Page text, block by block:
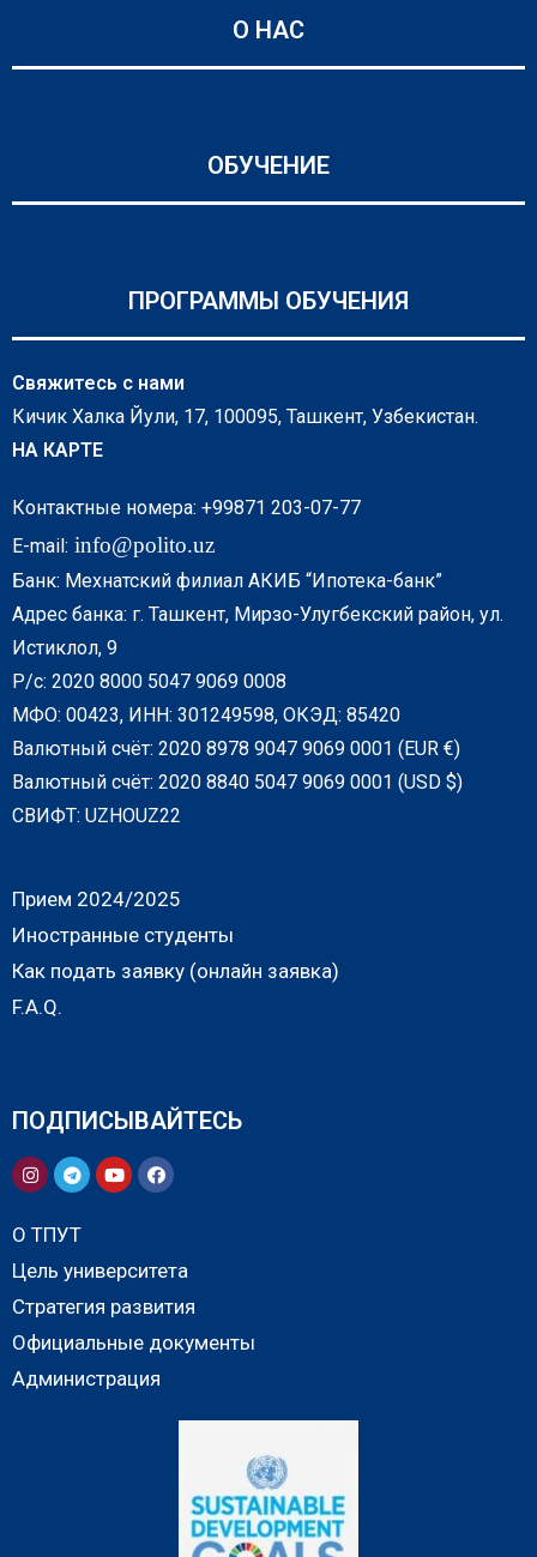
О НАС
ОБУЧЕНИЕ
ПРОГРАММЫ ОБУЧЕНИЯ
Свяжитесь с нами
Кичик Халка Йули, 17, 100095, Ташкент, Узбекистан.
НА КАРТЕ
Контактные номера: +99871 203-07-77
E-mail: info@polito.uz
Банк: Мехнатский филиал АКИБ “Ипотека-банк”
Адрес банка: г. Ташкент, Мирзо-Улугбекский район, ул.
Истиклол, 9
Р/с: 2020 8000 5047 9069 0008
МФО: 00423, ИНН: 301249598, ОКЭД: 85420
Валютный счёт: 2020 8978 9047 9069 0001 (EUR €)
Валютный счёт: 2020 8840 5047 9069 0001 (USD $)
СВИФТ: UZHOUZ22
Прием 2024/2025
Иностранные студенты
Как подать заявку (онлайн заявка)
F.A.Q.
ПОДПИСЫВАЙТЕСЬ
О ТПУТ
Цель университета
Стратегия развития
Официальные документы
Администрация